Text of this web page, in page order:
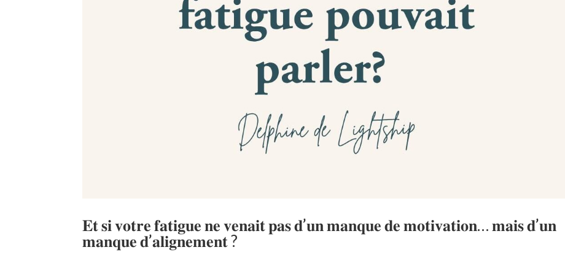
𝐄𝐭 𝐬𝐢 𝐯𝐨𝐭𝐫𝐞 𝐟𝐚𝐭𝐢𝐠𝐮𝐞 𝐧𝐞 𝐯𝐞𝐧𝐚𝐢𝐭 𝐩𝐚𝐬 𝐝’𝐮𝐧 𝐦𝐚𝐧𝐪𝐮𝐞 𝐝𝐞 𝐦𝐨𝐭𝐢𝐯𝐚𝐭𝐢𝐨𝐧… 𝐦𝐚𝐢𝐬 𝐝’𝐮𝐧
𝐦𝐚𝐧𝐪𝐮𝐞 𝐝’𝐚𝐥𝐢𝐠𝐧𝐞𝐦𝐞𝐧𝐭 ?